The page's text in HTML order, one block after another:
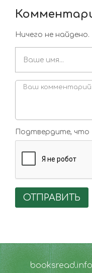
Ничего не найдено.
Подтвердите,
ОТПРАВИТЬ